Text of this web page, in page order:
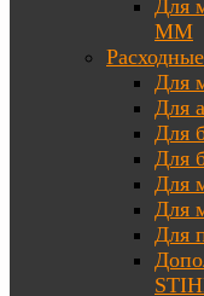
Для
MM
Для
Для
Для
Для
Для
Для
Для